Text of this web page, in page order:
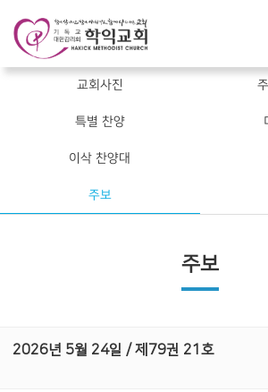
교회사진
특별 찬양
이삭 찬양대
주보
주보
2026년 5월 24일 / 제79권 21호